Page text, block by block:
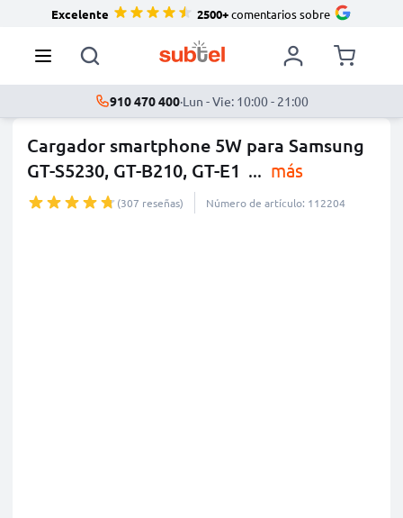
Excelente 2500+comentarios sobre
910 470 400·Lun - Vie: 10:00 - 21:00
Cargador smartphone 5W para Samsung
GT-S5230, GT-B210, GT-E1 ... más
(307 reseñas) Número de artículo: 112204